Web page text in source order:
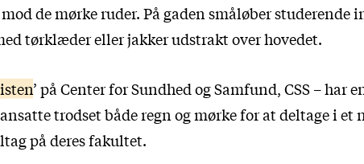
de mørke ruder. På gaden småløber studerende
tørklæder eller jakker udstrakt over hovedet.
’ på Center for Sundhed og Samfund, CSS – har
trodset både regn og mørke for at deltage i et
på deres fakultet.